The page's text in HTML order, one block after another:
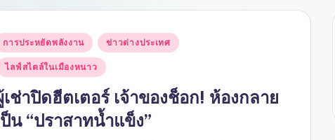
การประหยัดพลังงาน ข่าวต่างประเทศ
ไลฟ์สไตล์ในเมืองหนาว
เช่าปิดฮีตเตอร์ เจ้าของช็อก! ห้องกลาย
ป็น “ปราสาทน้ำแข็ง”